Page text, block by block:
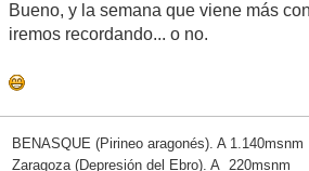
Bueno, y la semana que viene más
iremos recordando... o no.
BENASQUE (Pirineo aragonés). A 1.140msnm
Zaragoza (Depresión del Ebro). A 220msnm